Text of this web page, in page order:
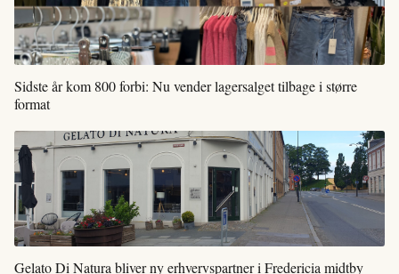
Sidste år kom 800 forbi: Nu vender lagersalget tilbage i større
format
Gelato Di Natura bliver ny erhvervspartner i Fredericia midtby